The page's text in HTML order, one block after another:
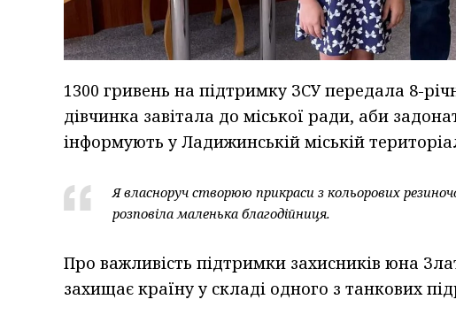
1300 гривень на підтримку ЗСУ передала 8-
дівчинка завітала до міської ради, аби
інформують у Ладижинській міській
Я власноруч створюю прикраси з кольорових
розповіла маленька благодійниця.
Про важливість підтримки захисників юна
захищає країну у складі одного з танкових